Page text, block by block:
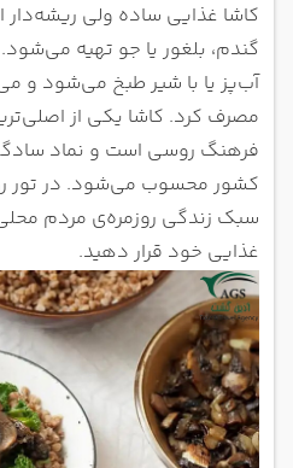
کاشا غذایی ساده ولی ریشه‌دار
گندم، بلغور یا جو تهیه
آب‌پز یا با شیر طبخ می‌شود و
مصرف کرد. کاشا یکی از
فرهنگ روسی است و نماد
کشور محسوب می‌شود. در تور
سبک زندگی روزمره‌ی مردم محلی
غذایی خود قرار دهید.